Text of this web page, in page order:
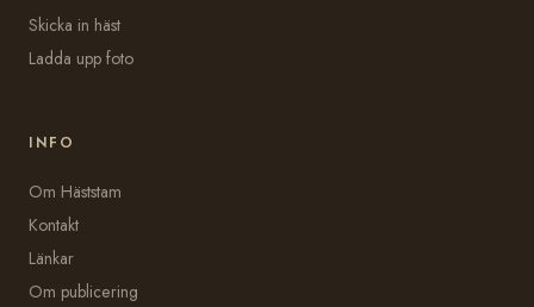
Skicka in häst
Ladda upp foto
INFO
Om Häststam
Kontakt
Länkar
Om publicering